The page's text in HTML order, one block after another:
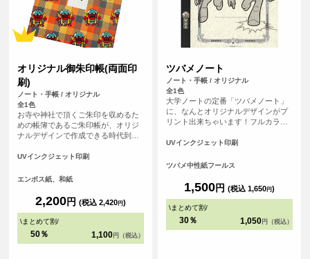
オリジナル御朱印帳(両面印
刷)
ノート・手帳 / オリジナル
全1色
お寺や神社で頂くご朱印を収めるた
めの帳簿であるご朱印帳が、オリジ
ナルデザインで作成できる時代到
で作ったデザインをプリントしてMY
好きな友だちへのプレゼントなどに
で、初詣などで他の人と差をつけよ
う！ 表紙の紙は光に当てると微妙に
輝く和風な仕上げになっています。
印帳です。
UVインクジェット印刷
エンボス紙、和紙
2,200円 (税込 2,420円)
\まとめて割/
50％ 1,100 円（税込）
ツバメノート
ノート・手帳 / オリジナル
全1色
大学ノートの定番「ツバメノート」
に、なんとオリジナルデザインがプ
リント出来ちゃいます！フルカラー
ジタルのグラフィックもプリント可
なれること間違いなしのアイテムで
UVインクジェット印刷
ツバメ中性紙フールス
1,500円 (税込 1,650円)
\まとめて割/
30％ 1,050 円（税込）